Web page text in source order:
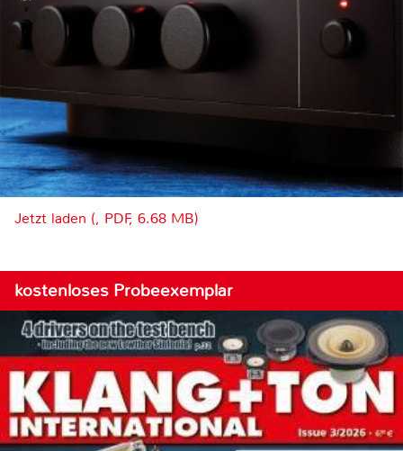
Jetzt laden (, PDF, 6.68 MB)
kostenloses Probeexemplar